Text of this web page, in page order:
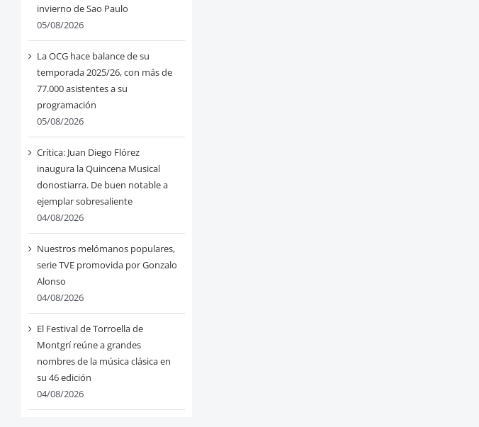
invierno de Sao Paulo
05/08/2026
La OCG hace balance de su
temporada 2025/26, con más de
77.000 asistentes a su
programación
05/08/2026
Crítica: Juan Diego Flórez
inaugura la Quincena Musical
donostiarra. De buen notable a
ejemplar sobresaliente
04/08/2026
Nuestros melómanos populares,
serie TVE promovida por Gonzalo
Alonso
04/08/2026
El Festival de Torroella de
Montgrí reúne a grandes
nombres de la música clásica en
su 46 edición
04/08/2026